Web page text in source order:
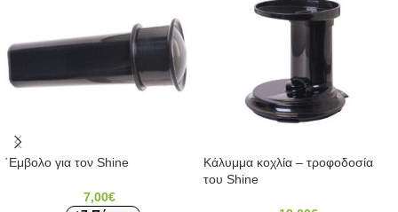
΄Εμβολο για τον Shine
7,00€
Κάλυμμα κοχλία – τροφοδοσία
του Shine